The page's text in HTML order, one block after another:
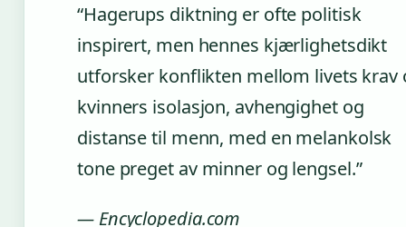
“Hagerups diktning er ofte politisk
inspirert, men hennes kjærlighetsdikt
utforsker konflikten mellom livets krav
kvinners isolasjon, avhengighet og
distanse til menn, med en melankolsk
tone preget av minner og lengsel.”
— Encyclopedia.com